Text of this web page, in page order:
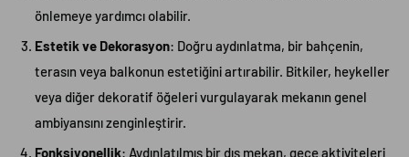
önlemeye yardımcı olabilir.
Estetik ve Dekorasyon: Doğru aydınlatma, bir bahçenin,
terasın veya balkonun estetiğini artırabilir. Bitkiler, heykeller
veya diğer dekoratif öğeleri vurgulayarak mekanın genel
ambiyansını zenginleştirir.
Fonksiyonellik: Aydınlatılmış bir dış mekan, gece aktiviteleri